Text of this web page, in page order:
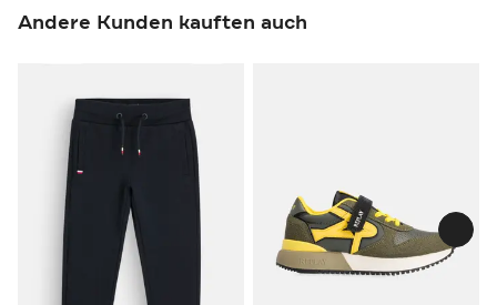
Andere Kunden kauften auch